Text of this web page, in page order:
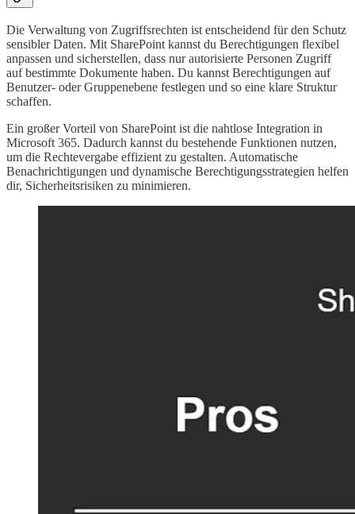
Die Verwaltung von Zugriffsrechten ist entscheidend für den Schutz
sensibler Daten. Mit SharePoint kannst du Berechtigungen flexibel
anpassen und sicherstellen, dass nur autorisierte Personen Zugriff
auf bestimmte Dokumente haben. Du kannst Berechtigungen auf
Benutzer- oder Gruppenebene festlegen und so eine klare Struktur
schaffen.
Ein großer Vorteil von SharePoint ist die nahtlose Integration in
Microsoft 365. Dadurch kannst du bestehende Funktionen nutzen,
um die Rechtevergabe effizient zu gestalten. Automatische
Benachrichtigungen und dynamische Berechtigungsstrategien helfen
dir, Sicherheitsrisiken zu minimieren.